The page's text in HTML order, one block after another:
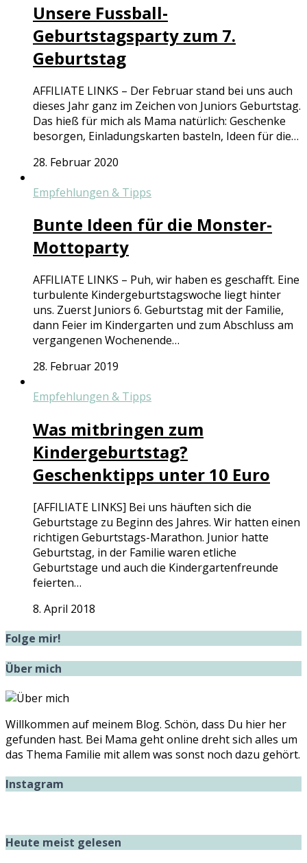
Unsere Fussball-
Geburtstagsparty zum 7.
Geburtstag
AFFILIATE LINKS – Der Februar stand bei uns auch
dieses Jahr ganz im Zeichen von Juniors Geburtstag.
Das hieß für mich als Mama natürlich: Geschenke
besorgen, Einladungskarten basteln, Ideen für die…
28. Februar 2020
Empfehlungen & Tipps
Bunte Ideen für die Monster-
Mottoparty
AFFILIATE LINKS – Puh, wir haben es geschafft. Eine
turbulente Kindergeburtstagswoche liegt hinter
uns. Zuerst Juniors 6. Geburtstag mit der Familie,
dann Feier im Kindergarten und zum Abschluss am
vergangenen Wochenende…
28. Februar 2019
Empfehlungen & Tipps
Was mitbringen zum
Kindergeburtstag?
Geschenktipps unter 10 Euro
[AFFILIATE LINKS] Bei uns häuften sich die
Geburtstage zu Beginn des Jahres. Wir hatten einen
richtigen Geburtstags-Marathon. Junior hatte
Geburtstag, in der Familie waren etliche
Geburtstage und auch die Kindergartenfreunde
feierten…
8. April 2018
Folge mir!
Über mich
Willkommen auf meinem Blog. Schön, dass Du hier her
gefunden hast. Bei Mama geht online dreht sich alles um
das Thema Familie mit allem was sonst noch dazu gehört.
Instagram
Heute meist gelesen